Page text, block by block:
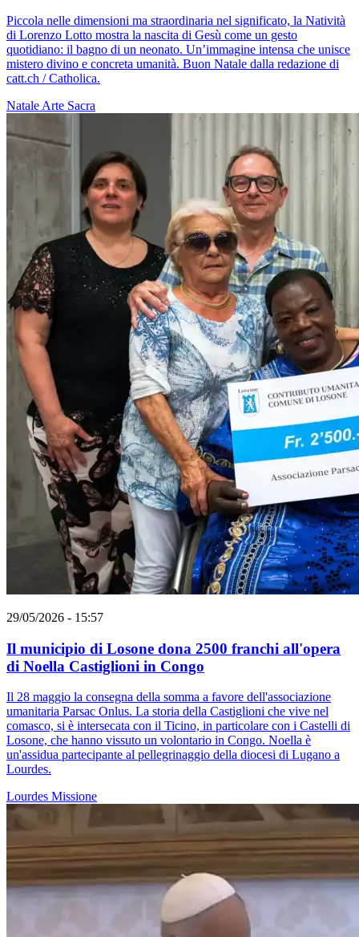
Piccola nelle dimensioni ma straordinaria nel significato, la Natività
di Lorenzo Lotto mostra la nascita di Gesù come un gesto
quotidiano: il bagno di un neonato. Un’immagine intensa che unisce
mistero divino e concreta umanità. Buon Natale dalla redazione di
catt.ch / Catholica.
Natale Arte Sacra
29/05/2026 - 15:57
Il municipio di Losone dona 2500 franchi all'opera
di Noella Castiglioni in Congo
Il 28 maggio la consegna della somma a favore dell'associazione
umanitaria Parsac Onlus. La storia della Castiglioni che vive nel
comasco, si è intersecata con il Ticino, in particolare con i Castelli di
Losone, che hanno vissuto un volontario in Congo. Noella è
un'assidua partecipante al pellegrinaggio della diocesi di Lugano a
Lourdes.
Lourdes Missione